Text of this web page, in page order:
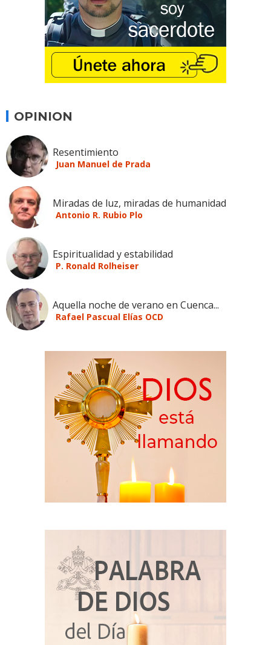
OPINION
Resentimiento
Juan Manuel de Prada
Miradas de luz, miradas de humanidad
Antonio R. Rubio Plo
Espiritualidad y estabilidad
P. Ronald Rolheiser
Aquella noche de verano en Cuenca...
Rafael Pascual Elías OCD